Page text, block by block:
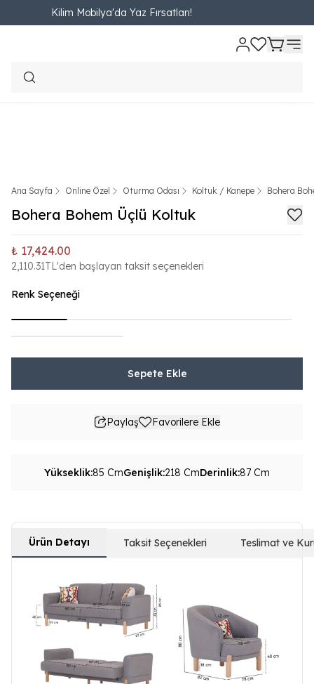
Kilim Mobilya'da Yaz Fırsatları!
Ana Sayfa Online Özel Oturma Odası Koltuk / Kanepe Bohera
Bohera Bohem Üçlü Koltuk
₺ 17,424.00
2,110.31TL'den başlayan taksit seçenekleri
Renk Seçeneği
Sepete Ekle
Paylaş Favorilere Ekle
Yükseklik:85 CmGenişlik:218 CmDerinlik:87 Cm
Ürün Detayı Taksit Seçenekleri Teslimat ve